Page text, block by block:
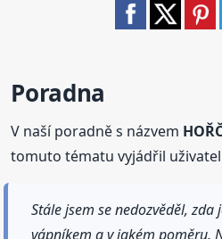
Poradna
V naší poradně s názvem
tomuto tématu vyjádřil uživatel
Stále jsem se nedozvěděl,
vápníkem a v jakém poměru.